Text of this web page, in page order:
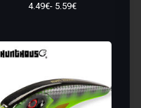
4.49€- 5.59€